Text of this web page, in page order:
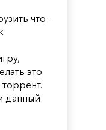
что-
это
данный